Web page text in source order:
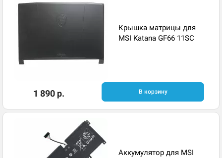
Крышка матрицы для
MSI Katana GF66 11SC
1 890 р. В корзину
Аккумулятор для MSI